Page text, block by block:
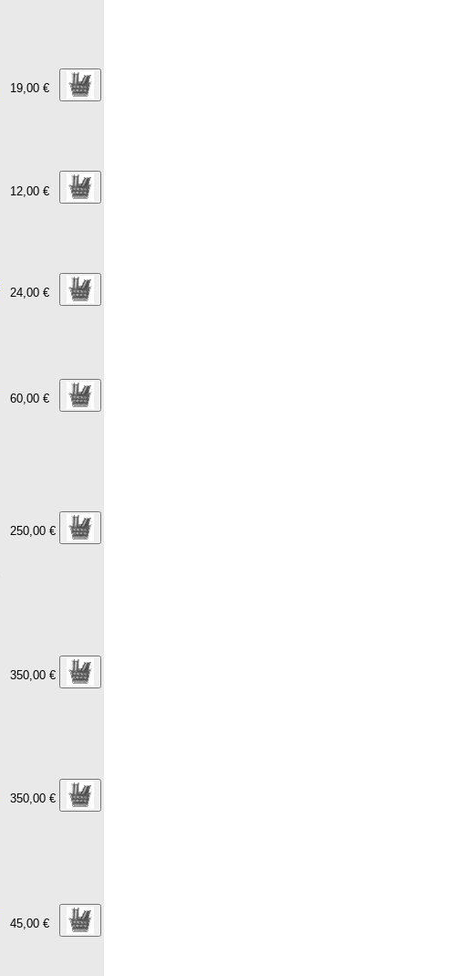
19,00 €
12,00 €
24,00 €
60,00 €
250,00 €
350,00 €
350,00 €
45,00 €